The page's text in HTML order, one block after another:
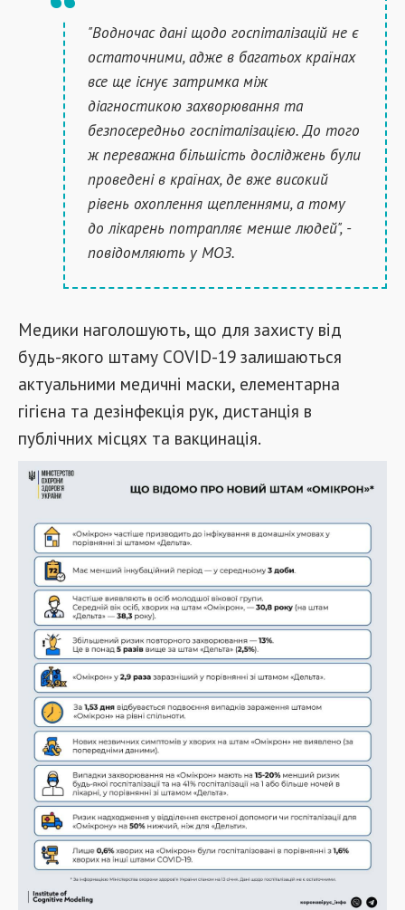
"Водночас дані щодо госпіталізацій не є
остаточними, адже в багатьох країнах
все ще існує затримка між
діагностикою захворювання та
безпосередньо госпіталізацією. До того
ж переважна більшість досліджень були
проведені в країнах, де вже високий
рівень охоплення щепленнями, а тому
до лікарень потрапляє менше людей", -
повідомляють у МОЗ.
Медики наголошують, що для захисту від
будь-якого штаму COVID-19 залишаються
актуальними медичні маски, елементарна
гігієна та дезінфекція рук, дистанція в
публічних місцях та вакцинація.